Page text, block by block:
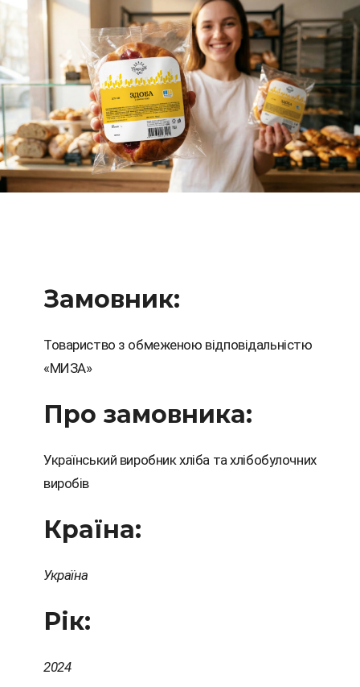
Замовник:
Товариство з обмеженою відповідальністю
«МИЗА»
Про замовника:
Український виробник хліба та хлібобулочних
виробів
Країна:
Україна
Рік:
2024